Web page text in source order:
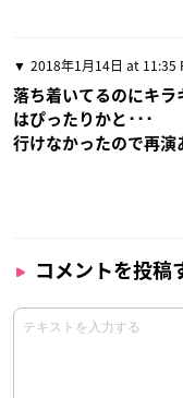
2018年1月14日 at 11:35
落ち着いてるのにキラ
はぴったりかと･･･
行けなかったので再演
コメントを投稿